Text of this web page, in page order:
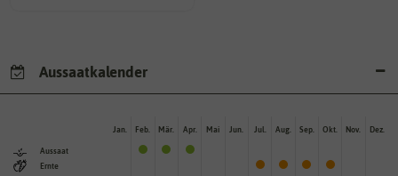
Aussaatkalender
Aussaat
Ernte
Jan. Feb. Mär. Apr. Mai Jun. Jul. Aug. Sep. Okt. Nov. Dez.